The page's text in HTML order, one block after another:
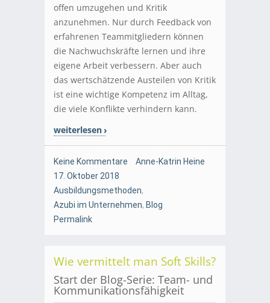
offen umzugehen und Kritik
anzunehmen. Nur durch Feedback von
erfahrenen Teammitgliedern können
die Nachwuchskräfte lernen und ihre
eigene Arbeit verbessern. Aber auch
das wertschätzende Austeilen von Kritik
ist eine wichtige Kompetenz im Alltag,
die viele Konflikte verhindern kann.
weiterlesen
Keine Kommentare
Anne-Katrin Heine
17. Oktober 2018
Ausbildungsmethoden,
Azubi im Unternehmen, Blog
Permalink
Wie vermittelt man Soft Skills?
Start der Blog-Serie: Team- und
Kommunikationsfähigkeit